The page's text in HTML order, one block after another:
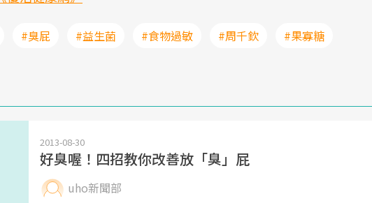
#臭屁 #益生菌 #食物過敏 #周千欽 #果寡糖
2013-08-30
好臭喔！四招教你改善放「臭」屁
uho新聞部